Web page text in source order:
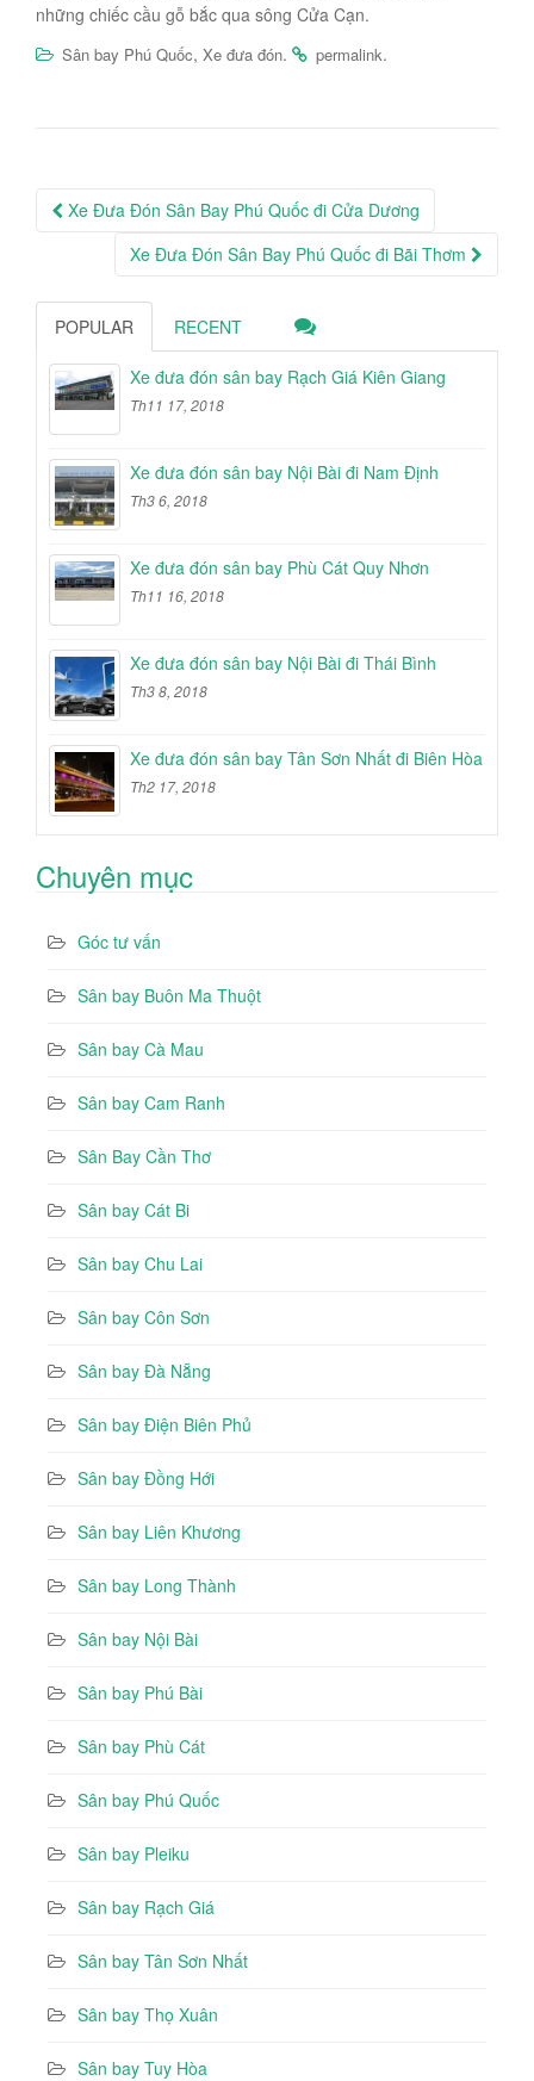
những chiếc cầu gỗ bắc qua sông Cửa Cạn.
Sân bay Phú Quốc, Xe đưa đón. permalink.
Post
navigation
Xe Đưa Đón Sân Bay Phú Quốc đi Cửa Dương
Xe Đưa Đón Sân Bay Phú Quốc đi Bãi Thơm
POPULAR RECENT
Xe đưa đón sân bay Rạch Giá Kiên Giang
Th11 17, 2018
Xe đưa đón sân bay Nội Bài đi Nam Định
Th3 6, 2018
Xe đưa đón sân bay Phù Cát Quy Nhơn
Th11 16, 2018
Xe đưa đón sân bay Nội Bài đi Thái Bình
Th3 8, 2018
Xe đưa đón sân bay Tân Sơn Nhất đi Biên Hòa
Th2 17, 2018
Chuyên mục
Góc tư vấn
Sân bay Buôn Ma Thuột
Sân bay Cà Mau
Sân bay Cam Ranh
Sân Bay Cần Thơ
Sân bay Cát Bi
Sân bay Chu Lai
Sân bay Côn Sơn
Sân bay Đà Nẵng
Sân bay Điện Biên Phủ
Sân bay Đồng Hới
Sân bay Liên Khương
Sân bay Long Thành
Sân bay Nội Bài
Sân bay Phú Bài
Sân bay Phù Cát
Sân bay Phú Quốc
Sân bay Pleiku
Sân bay Rạch Giá
Sân bay Tân Sơn Nhất
Sân bay Thọ Xuân
Sân bay Tuy Hòa